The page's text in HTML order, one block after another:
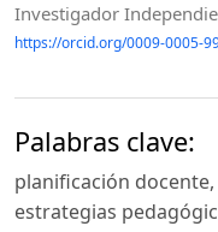
Investigador
https://orcid.org/0009-0005-
Palabras clave:
planificación
estrategias